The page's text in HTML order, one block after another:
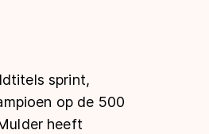
sprint,
op de 500
heeft